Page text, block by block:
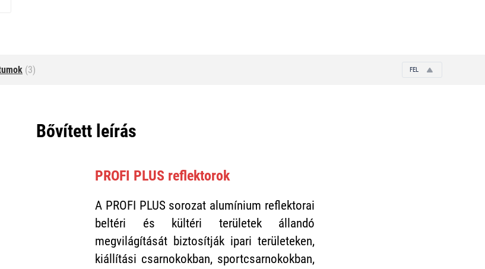
(3) FEL
Bővített leírás
PROFI PLUS reflektorok
A PROFI PLUS sorozat alumínium reflektorai
beltéri és kültéri területek állandó
megvilágítását biztosítják ipari területeken,
kiállítási csarnokokban, sportcsarnokokban,